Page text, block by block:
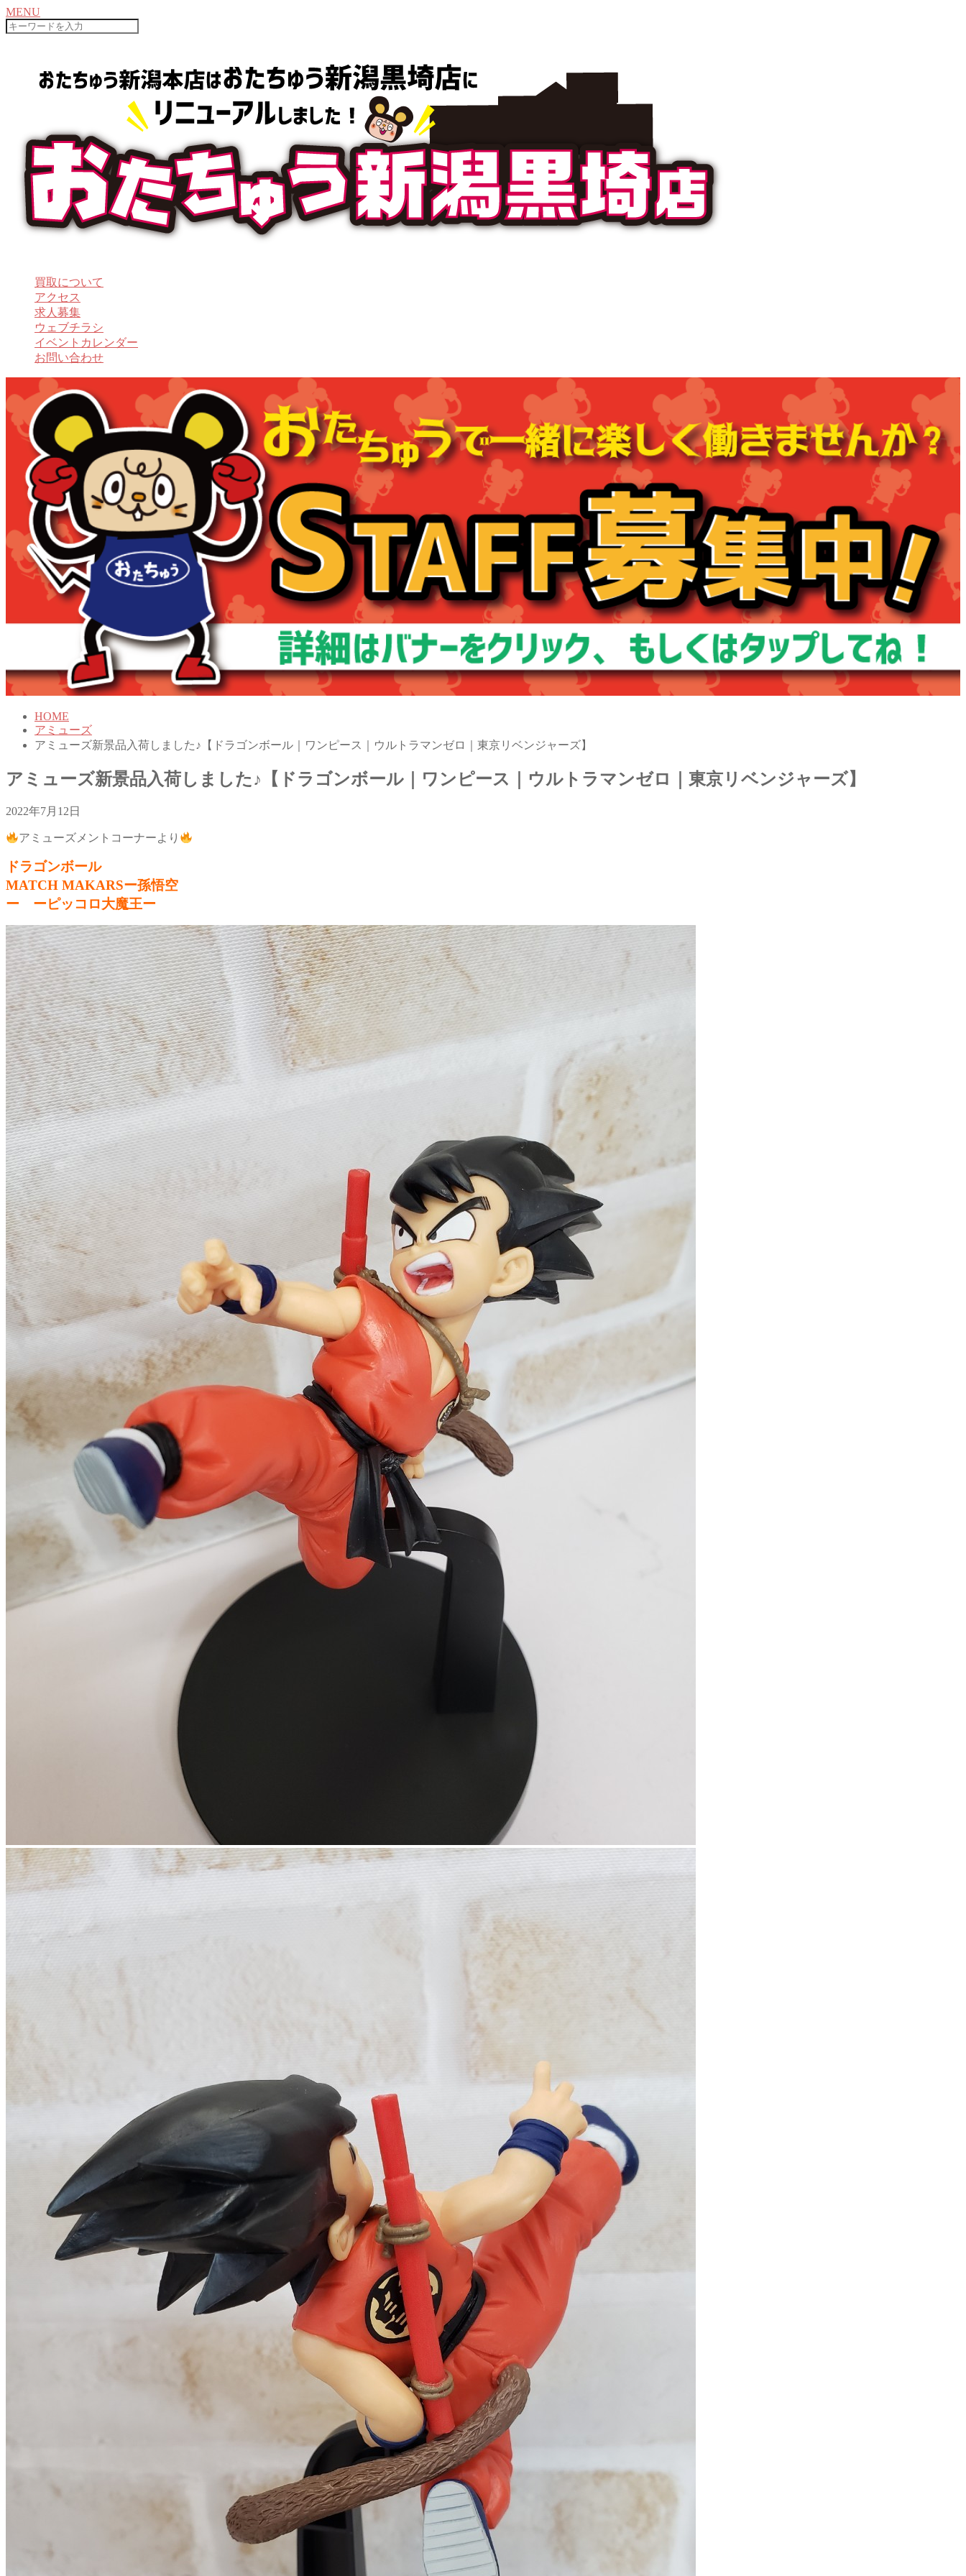
MENU
買取について
アクセス
求人募集
ウェブチラシ
イベントカレンダー
お問い合わせ
HOME
アミューズ
アミューズ新景品入荷しました♪【ドラゴンボール｜ワンピース｜ウルトラマンゼロ｜東京リベンジャーズ】
アミューズ新景品入荷しました♪【ドラゴンボール｜ワンピース｜ウルトラマンゼロ｜東京リベンジャーズ】
2022年7月12日
アミューズメントコーナーより
ドラゴンボール
MATCH MAKARSー孫悟空
ー ーピッコロ大魔王ー